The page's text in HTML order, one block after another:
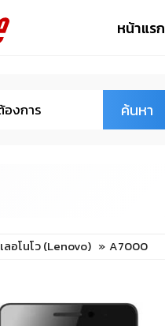
หน้าแรก
ค้นหา
เลอโนโว (Lenovo) A7000